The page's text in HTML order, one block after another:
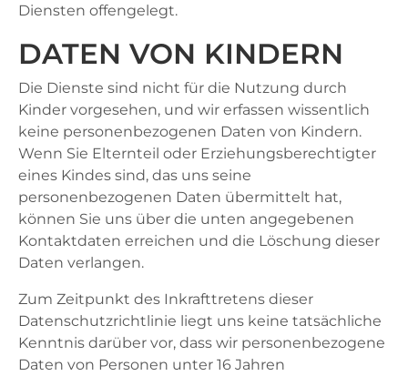
Diensten offengelegt.
DATEN VON KINDERN
Die Dienste sind nicht für die Nutzung durch
Kinder vorgesehen, und wir erfassen wissentlich
keine personenbezogenen Daten von Kindern.
Wenn Sie Elternteil oder Erziehungsberechtigter
eines Kindes sind, das uns seine
personenbezogenen Daten übermittelt hat,
können Sie uns über die unten angegebenen
Kontaktdaten erreichen und die Löschung dieser
Daten verlangen.
Zum Zeitpunkt des Inkrafttretens dieser
Datenschutzrichtlinie liegt uns keine tatsächliche
Kenntnis darüber vor, dass wir personenbezogene
Daten von Personen unter 16 Jahren